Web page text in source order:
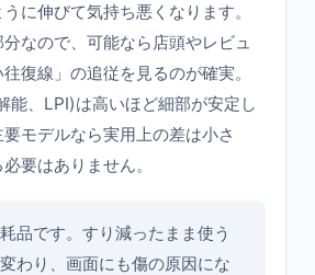
に伸びて気持ち悪くなります。
なので、可能なら店頭やレビュ
復線」の追従を見るのが確実。
能、LPI)は高いほど細部が安定し
モデルなら実用上の差は小さ
要はありません。
品です。すり減ったまま使う
わり、画面にも傷の原因にな